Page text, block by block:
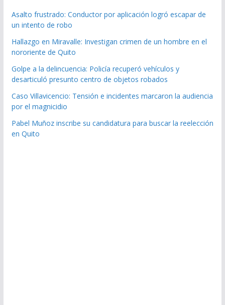
Asalto frustrado: Conductor por aplicación logró escapar de
un intento de robo
Hallazgo en Miravalle: Investigan crimen de un hombre en el
nororiente de Quito
Golpe a la delincuencia: Policía recuperó vehículos y
desarticuló presunto centro de objetos robados
Caso Villavicencio: Tensión e incidentes marcaron la audiencia
por el magnicidio
Pabel Muñoz inscribe su candidatura para buscar la reelección
en Quito